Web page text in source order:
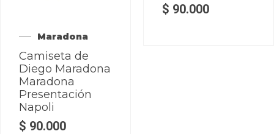
Maradona
Camiseta de
Diego Maradona
Maradona
Presentación
Napoli
$ 90.000
$ 90.000